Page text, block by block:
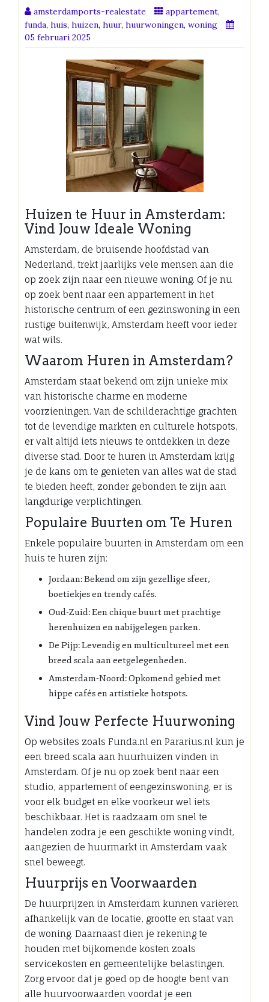
amsterdamports-realestate appartement,
funda, huis, huizen, huur, huurwoningen, woning
05 februari 2025
Huizen te Huur in Amsterdam:
Vind Jouw Ideale Woning
Amsterdam, de bruisende hoofdstad van
Nederland, trekt jaarlijks vele mensen aan die
op zoek zijn naar een nieuwe woning. Of je nu
op zoek bent naar een appartement in het
historische centrum of een gezinswoning in een
rustige buitenwijk, Amsterdam heeft voor ieder
wat wils.
Waarom Huren in Amsterdam?
Amsterdam staat bekend om zijn unieke mix
van historische charme en moderne
voorzieningen. Van de schilderachtige grachten
tot de levendige markten en culturele hotspots,
er valt altijd iets nieuws te ontdekken in deze
diverse stad. Door te huren in Amsterdam krijg
je de kans om te genieten van alles wat de stad
te bieden heeft, zonder gebonden te zijn aan
langdurige verplichtingen.
Populaire Buurten om Te Huren
Enkele populaire buurten in Amsterdam om een
huis te huren zijn:
Jordaan: Bekend om zijn gezellige sfeer,
boetiekjes en trendy cafés.
Oud-Zuid: Een chique buurt met prachtige
herenhuizen en nabijgelegen parken.
De Pijp: Levendig en multicultureel met een
breed scala aan eetgelegenheden.
Amsterdam-Noord: Opkomend gebied met
hippe cafés en artistieke hotspots.
Vind Jouw Perfecte Huurwoning
Op websites zoals Funda.nl en Pararius.nl kun je
een breed scala aan huurhuizen vinden in
Amsterdam. Of je nu op zoek bent naar een
studio, appartement of eengezinswoning, er is
voor elk budget en elke voorkeur wel iets
beschikbaar. Het is raadzaam om snel te
handelen zodra je een geschikte woning vindt,
aangezien de huurmarkt in Amsterdam vaak
snel beweegt.
Huurprijs en Voorwaarden
De huurprijzen in Amsterdam kunnen variëren
afhankelijk van de locatie, grootte en staat van
de woning. Daarnaast dien je rekening te
houden met bijkomende kosten zoals
servicekosten en gemeentelijke belastingen.
Zorg ervoor dat je goed op de hoogte bent van
alle huurvoorwaarden voordat je een